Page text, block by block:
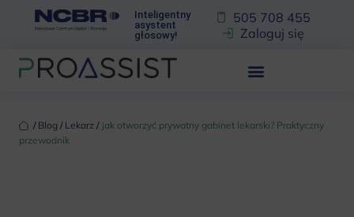
Inteligentny
asystent
głosowy!
505 708 455
Zaloguj się
‏‏‎ ‎/‏‏‎ ‎ Blog ‏‏‎ ‎/‏‏‎ ‎ Lekarz ‏‏‎ ‎/‏‏‎ ‎ Jak otworzyć prywatny gabinet lekarski? Praktyczny
przewodnik